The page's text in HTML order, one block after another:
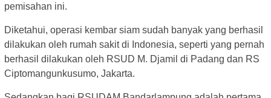
pemisahan ini.
Diketahui, operasi kembar siam sudah banyak yang berhasil
dilakukan oleh rumah sakit di Indonesia, seperti yang pernah
berhasil dilakukan oleh RSUD M. Djamil di Padang dan RS
Ciptomangunkusumo, Jakarta.